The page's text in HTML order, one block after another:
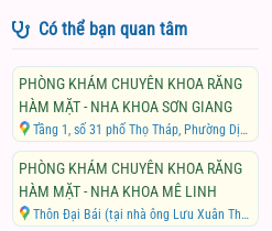
Có thể bạn quan tâm
PHÒNG KHÁM CHUYÊN KHOA RĂNG
HÀM MẶT - NHA KHOA SƠN GIANG
Tầng 1, số 31 phố Thọ Tháp, Phường Dịch Vọng, Quận Cầu Giấy, Thành phố Hà Nội
PHÒNG KHÁM CHUYÊN KHOA RĂNG
HÀM MẶT - NHA KHOA MÊ LINH
Thôn Đại Bái (tại nhà ông Lưu Xuân Thắng), Xã Đại Thịnh, Huyện Mê Linh, Thành phố Hà Nội